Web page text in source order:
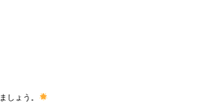
しょう。